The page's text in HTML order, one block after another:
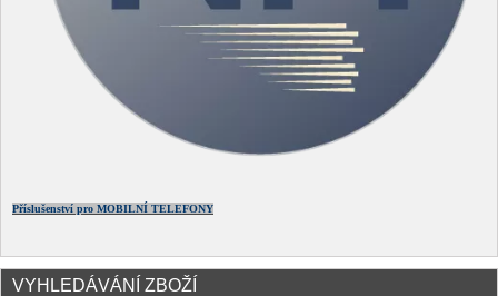
Příslušenství pro MOBILNÍ TELEFONY
VYHLEDÁVÁNÍ ZBOŽÍ